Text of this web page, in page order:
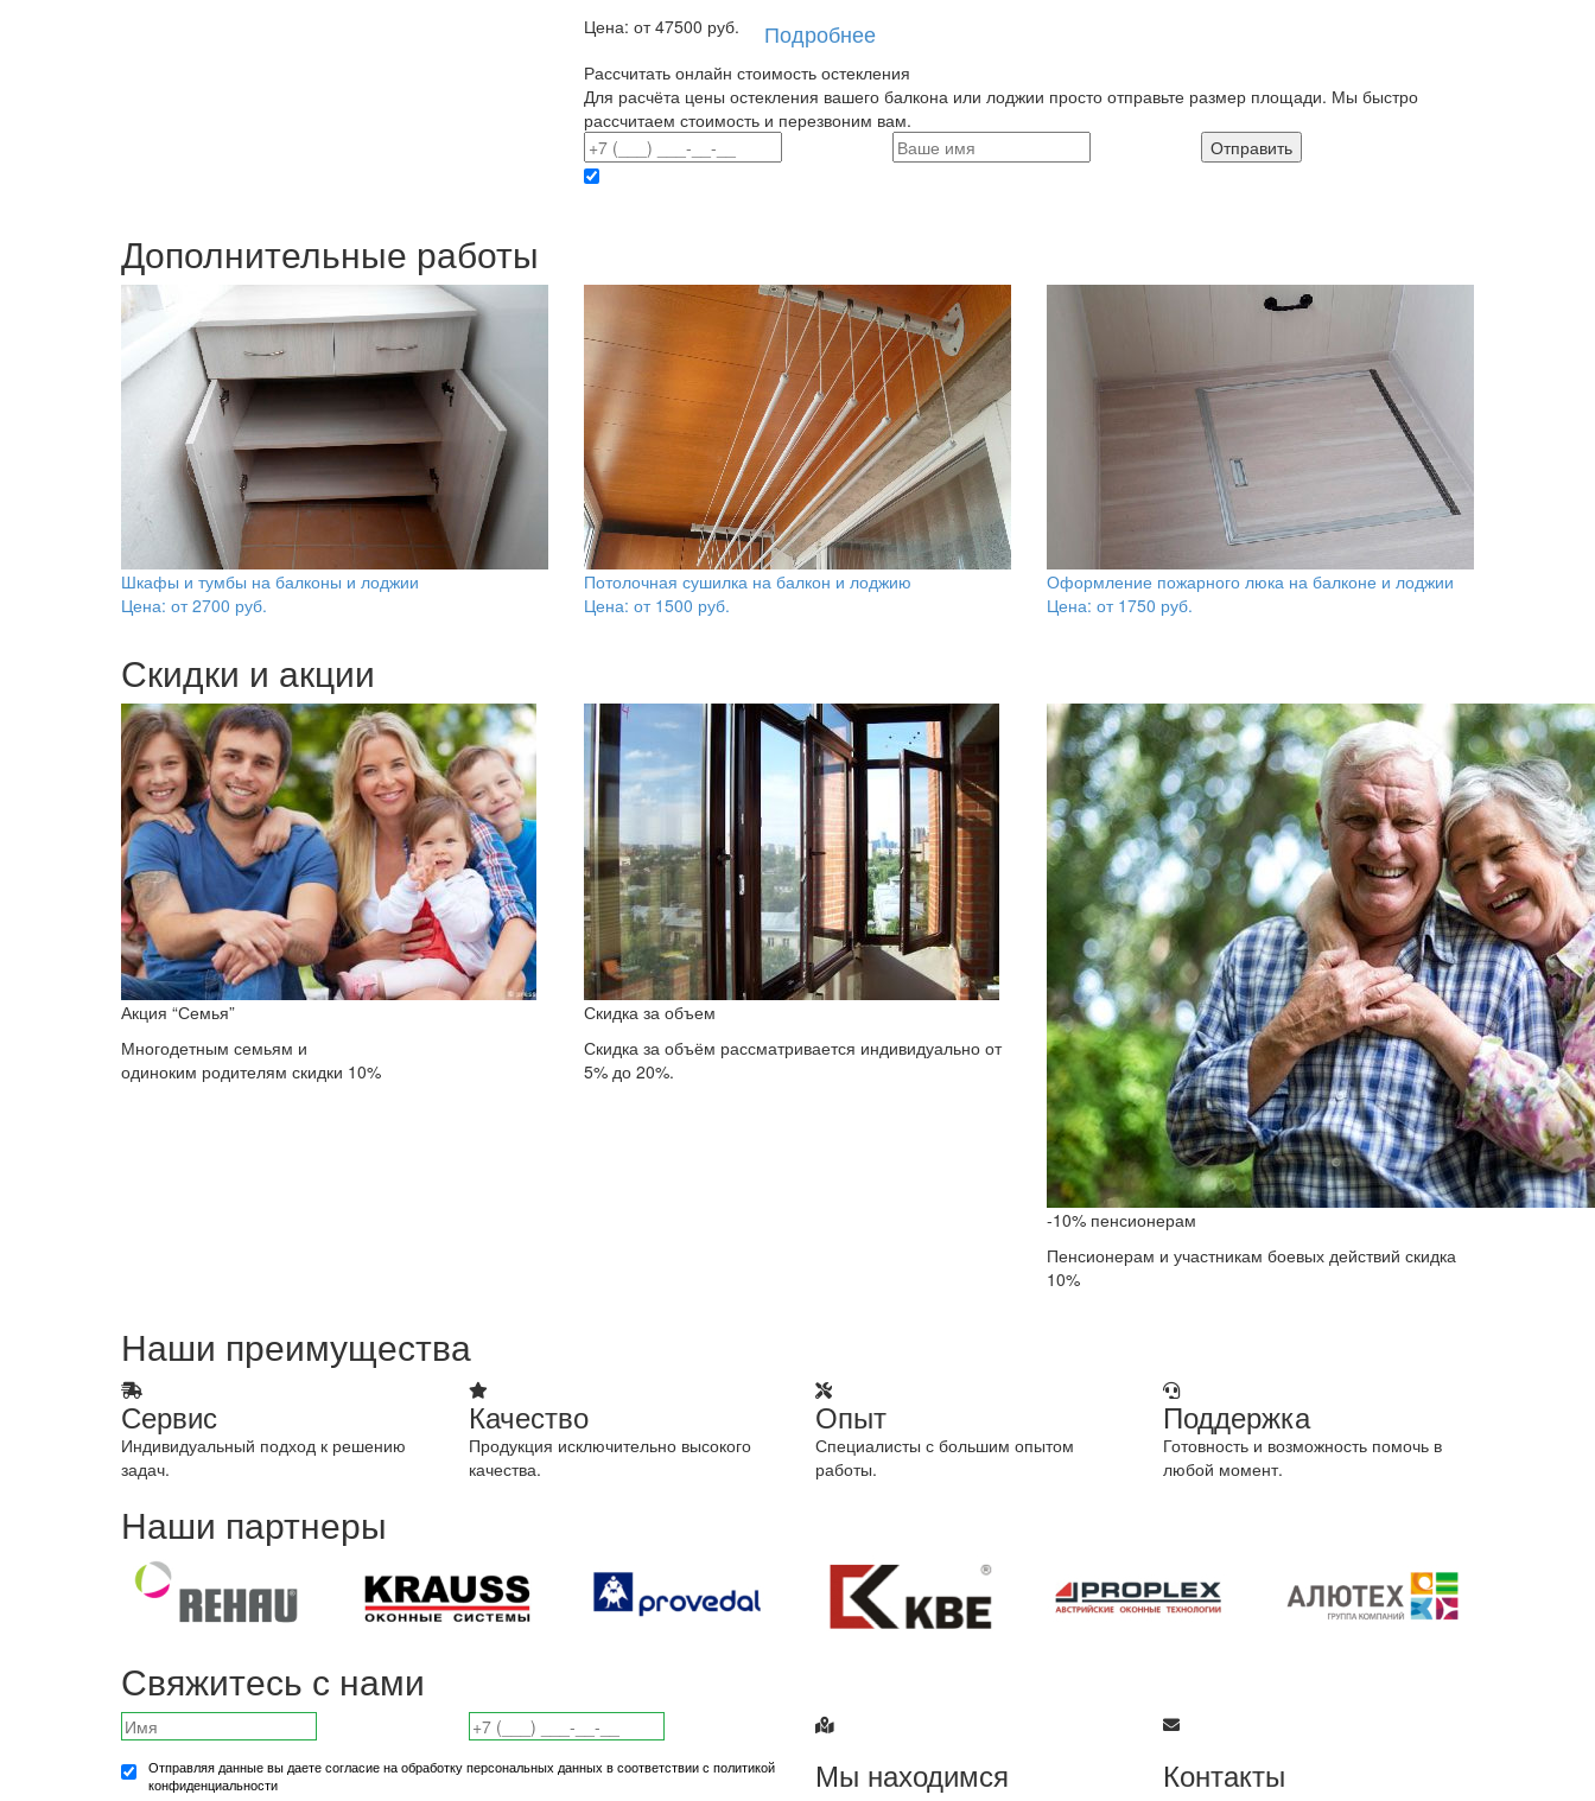
Цена: от47500 руб. Подробнее
Рассчитать онлайн стоимость остекления
Для расчёта цены остекления вашего балкона или лоджии просто отправьте размер площади. Мы быстро
рассчитаем стоимость и перезвоним вам.
Дополнительные работы
Шкафы и тумбы на балконы и лоджии
Цена: от2700 руб.
Потолочная сушилка на балкон и лоджию
Цена: от 1500 руб.
Оформление пожарного люка на балконе и лоджии
Цена: от 1750 руб.
Скидки и акции
Акция “Семья”
Многодетным семьям и
одиноким родителям скидки 10%
Скидка за объем
Скидка за объём рассматривается индивидуально от
5% до 20%.
-10% пенсионерам
Пенсионерам и участникам боевых действий скидка
10%
Наши преимущества
Сервис
Индивидуальный подход к решению
задач.
Качество
Продукция исключительно высокого
качества.
Опыт
Специалисты с большим опытом
работы.
Поддержка
Готовность и возможность помочь в
любой момент.
Наши партнеры
Свяжитесь с нами
Отправляя данные вы даете согласие на обработку персональных данных в соответствии с политикой
конфиденциальности
Мы находимся Контакты